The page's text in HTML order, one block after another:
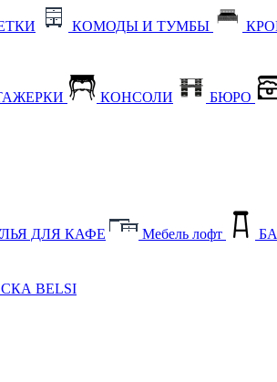
КОМОДЫ И ТУМБЫ
КОНСОЛИ БЮРО
ДЛЯ КАФЕ Мебель лофт
BELSI